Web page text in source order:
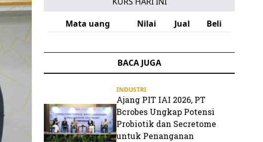
Mata uang
Nilai Jual Beli
BACA JUGA
INDUSTRI
Ajang PIT IAI 2026, PT
Bcrobes Ungkap Potensi
Probiotik dan Secretome
untuk Penanganan